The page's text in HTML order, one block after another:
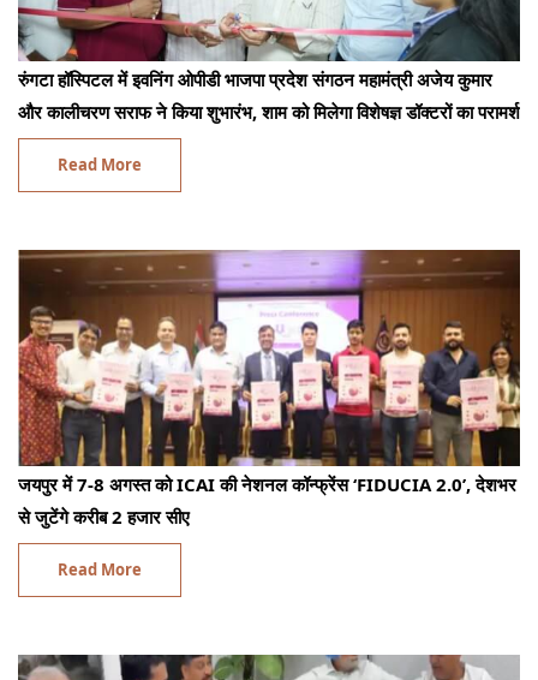
रुंगटा हॉस्पिटल में इवनिंग ओपीडी भाजपा प्रदेश संगठन महामंत्री अजेय कुमार
और कालीचरण सराफ ने किया शुभारंभ, शाम को मिलेगा विशेषज्ञ डॉक्टरों का परामर्श
Read More
जयपुर में 7-8 अगस्त को ICAI की नेशनल कॉन्फ्रेंस ‘FIDUCIA 2.0’, देशभर
से जुटेंगे करीब 2 हजार सीए
Read More